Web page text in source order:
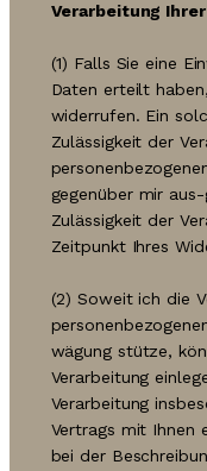
Verarbeitung
(1) Falls Sie eine
Daten erteilt
widerrufen. Ein
Zulässigkeit der
gegenüber mir
Zulässigkeit der
Zeitpunkt Ihres
(2) Soweit ich die
wägung stütze,
Verarbeitung
Verarbeitung
Vertrags mit Ihnen
bei der